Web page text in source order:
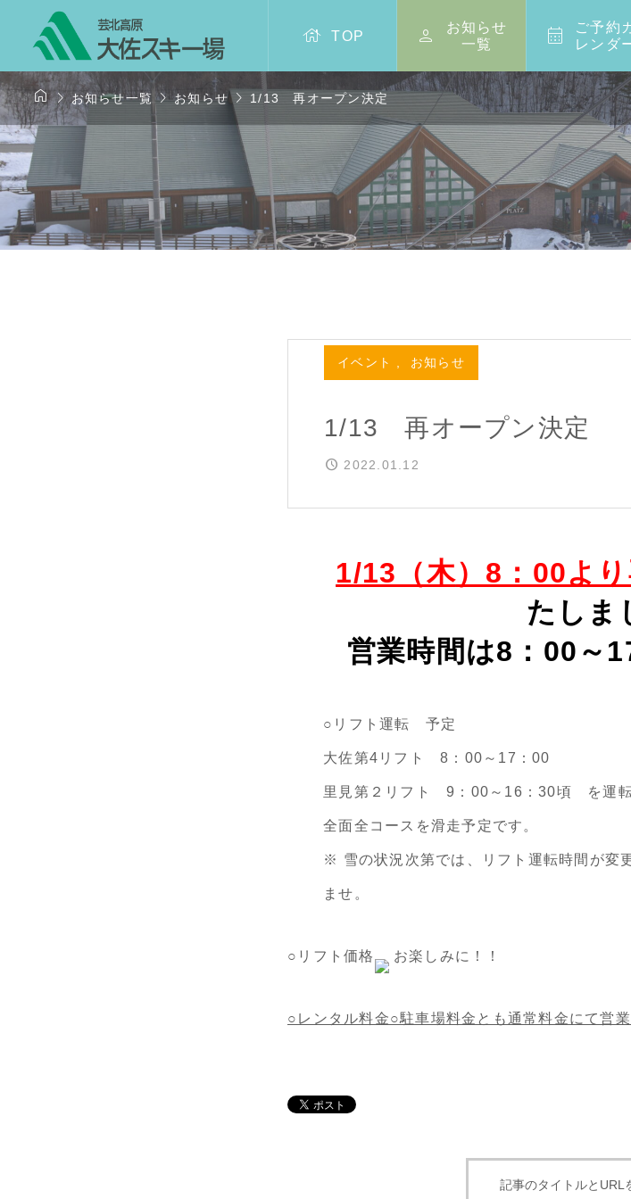
 TOP 
お知らせ
一覧

ご予約
レンダ
お知らせ一覧お知らせ 1/13 再オープン決定
イベント お知らせ
1/13 再オープン決定
2022.01.12
1/13（木）8：00よ
たしま
営業時間は8：00～
○リフト運転 予定
大佐第4リフト 8：00～17：00
里見第２リフト 9：00～16：30頃 を運転
全面全コースを滑走予定です。
※ 雪の状況次第では、リフト運転時間が変
ませ。
○リフト価格 お楽しみに！！
○レンタル料金○駐車場料金とも通常料金にて営業
記事のタイトルとURL